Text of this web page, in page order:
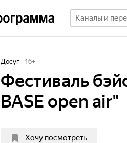
Досуг 16+
Фестиваль
BASE open air"
Хочу посмотреть